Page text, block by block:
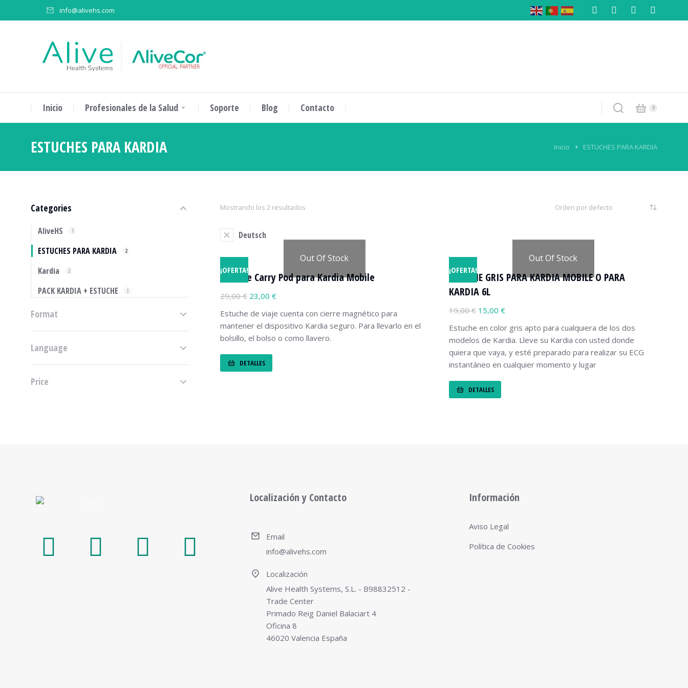
info@alivehs.com
Inicio Profesionales de la Salud Soporte Blog Contacto
ESTUCHES PARA KARDIA Inicio ESTUCHES PARA KARDIA
Categories
AliveHS 7
ESTUCHES PARA KARDIA 2
Kardia 2
PACK KARDIA + ESTUCHE 3
Format
Language
Price
Mostrando los 2 resultados
Deutsch
¡OFERTA!
Out Of Stock
Estuche Carry Pod para Kardia Mobile
29,00€ 23,00 €
Estuche de viaje cuenta con cierre magnético para
mantener el dispositivo Kardia seguro. Para llevarlo en el
bolsillo, el bolso o como llavero.
DETALLES
¡OFERTA!
Out Of Stock
ESTUCHE GRIS PARA KARDIA MOBILE O PARA
KARDIA 6L
19,00€ 15,00 €
Estuche en color gris apto para cualquiera de los dos
modelos de Kardia. Lleve su Kardia con usted donde
quiera que vaya, y esté preparado para realizar su ECG
instantáneo en cualquier momento y lugar
DETALLES
Localización y Contacto
Email
info@alivehs.com
Localización
Alive Health Systems, S.L. - B98832512 -
Trade Center
Primado Reig Daniel Balaciart 4
Oficina 8
46020 Valencia España
Información
Aviso Legal
Política de Cookies